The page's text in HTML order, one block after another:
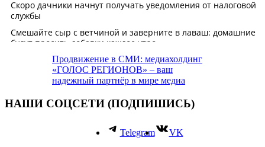
Продвижение в СМИ: медиахолдинг
«ГОЛОС РЕГИОНОВ» – ваш
надежный партнёр в мире медиа
НАШИ СОЦСЕТИ (ПОДПИШИСЬ)
Telegram VK